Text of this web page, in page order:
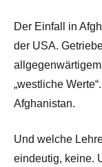
Der Einfall in
der USA.
„westliche
Afghanistan.
Und welche
eindeutig, keine.